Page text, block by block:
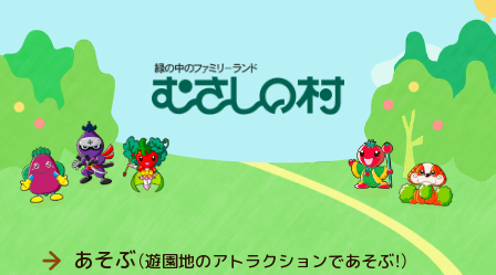
あそぶ（遊園地のアトラクションであそぶ！）